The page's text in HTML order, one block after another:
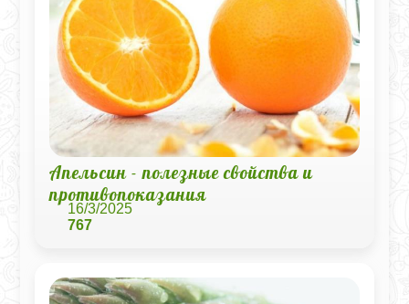
Апельсин - полезные свойства и
противопоказания
16/3/2025
767